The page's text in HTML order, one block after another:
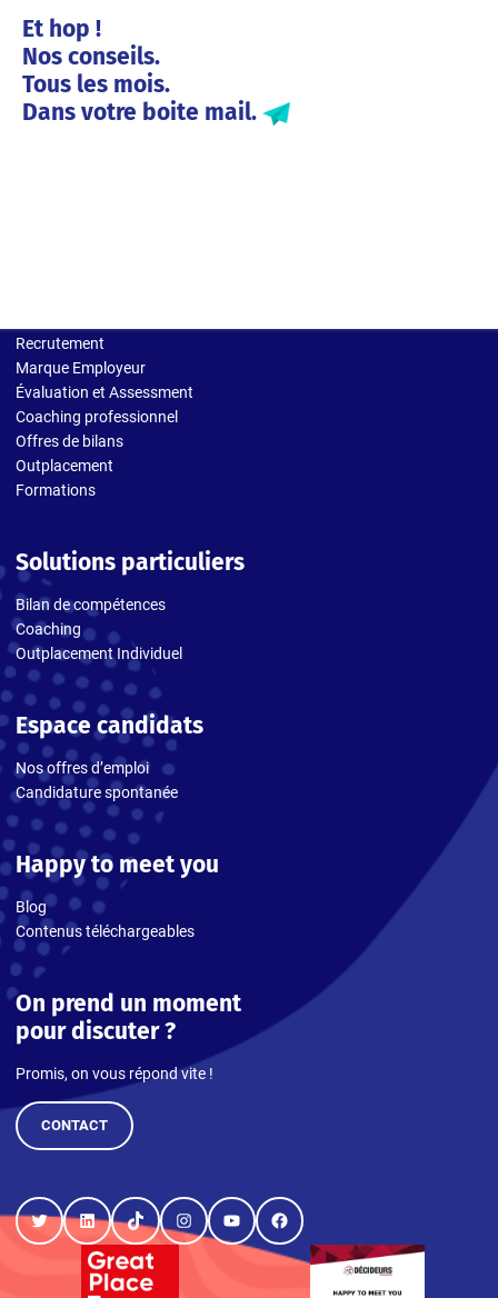
Et hop !
Nos conseils.
Tous les mois.
Dans votre boite mail.
Recrutement
Marque Employeur
Évaluation et Assessment
Coaching professionnel
Offres de bilans
Outplacement
Formations
Solutions particuliers
Bilan de compétences
Coaching
Outplacement Individuel
Espace candidats
Nos offres d’emploi
Candidature spontanée
Happy to meet you
Blog
Contenus téléchargeables
On prend un moment
pour discuter ?
Promis, on vous répond vite !
CONTACT
TwitterLinkedInTikTokInstagram
YouTubeFacebook